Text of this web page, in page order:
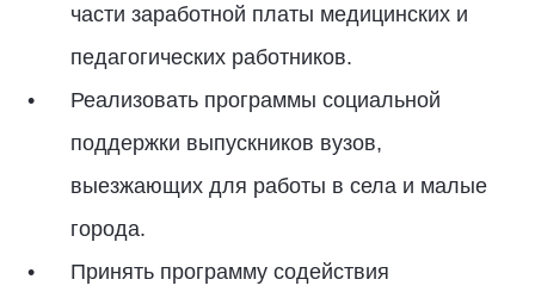
части заработной платы медицинских и
педагогических работников.
Реализовать программы социальной
поддержки выпускников вузов,
выезжающих для работы в села и малые
города.
Принять программу содействия